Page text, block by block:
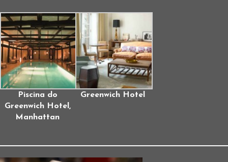
Piscina do
Greenwich Hotel,
Manhattan
Greenwich Hotel